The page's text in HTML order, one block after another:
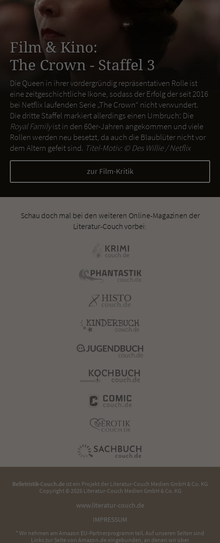
Film & Kino:
The Crown - Staffel 3
Die Queen in ihrer vordergründig repräsentativen Rolle ist
eine zeitgeschichtliche Ikone, sodass der Erfolg der seit 2016
bei Netflix laufenden Serie „The Crown“ nicht verwundert.
Die dritte Staffel markiert allerdings einen Umbruch: Die
Royal Familyist in den 60er-Jahren angekommen und viele
Rollen werden neu besetzt, da auch die Blaublüter nicht vor
dem Altern gefeit sind. Titel-Motiv: ©Des Willie / Netflix
zur Film-Kritik
Schau doch mal bei den weiteren Online-Magazinen der
Literatur-Couch vorbei:
Belletristik-Couch.de ist ein Projekt der Literatur-Couch Medien GmbH & Co. KG
Copyright © 2026 Literatur-Couch Medien GmbH & Co. KG
www.literatur-couch.de
IMPRESSUM
* Wir nehmen am Amazon EU-Partnerprogramm teil. Auf unseren Seiten sind
Links zur Seite von Amazon.de eingebunden, an denen wir über